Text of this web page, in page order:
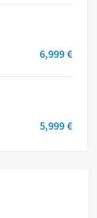
6,999 €
5,999 €